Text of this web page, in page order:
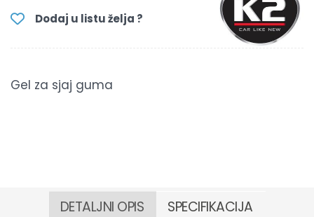
Dodaj u listu želja ?
Gel za sjaj guma
DETALJNI OPIS
SPECIFIKACIJA